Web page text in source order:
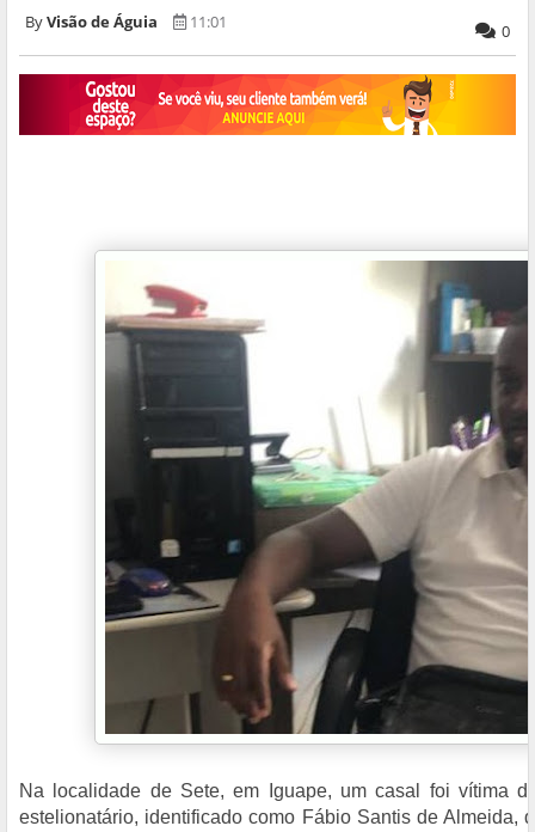
Visão de Águia 11:01 0
Na localidade de Sete, em Iguape, um casal foi vítima
estelionatário, identificado como Fábio Santis de Almeida,